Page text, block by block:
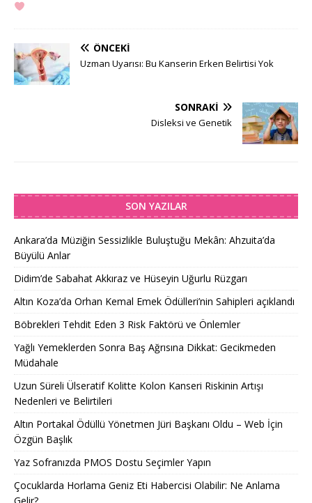
ÖNCEKI
Uzman Uyarısı: Bu Kanserin Erken Belirtisi Yok
SONRAKI
Disleksi ve Genetik
SON YAZILAR
Ankara’da Müziğin Sessizlikle Buluştuğu Mekân: Ahzuita’da
Büyülü Anlar
Didim’de Sabahat Akkıraz ve Hüseyin Uğurlu Rüzgarı
Altın Koza’da Orhan Kemal Emek Ödülleri’nin Sahipleri açıklandı
Böbrekleri Tehdit Eden 3 Risk Faktörü ve Önlemler
Yağlı Yemeklerden Sonra Baş Ağrısına Dikkat: Gecikmeden
Müdahale
Uzun Süreli Ülseratif Kolitte Kolon Kanseri Riskinin Artışı
Nedenleri ve Belirtileri
Altın Portakal Ödüllü Yönetmen Jüri Başkanı Oldu – Web İçin
Özgün Başlık
Yaz Sofranızda PMOS Dostu Seçimler Yapın
Çocuklarda Horlama Geniz Eti Habercisi Olabilir: Ne Anlama